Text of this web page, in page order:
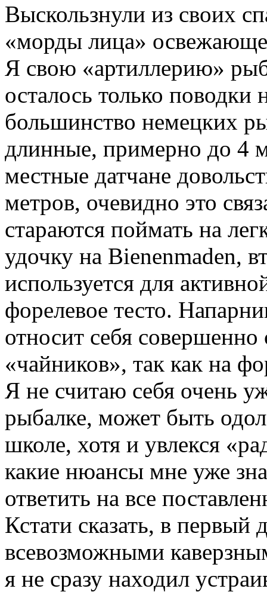
Выскользнули из своих
«морды лица»
Я свою «артиллерию»
осталось только
большинство немецких
длинные, примерно до 4
местные датчане
метров, очевидно это
стараются поймать на
удочку на Biеnenmaden,
используется для
форелевое тесто.
относит себя совершенно
«чайников», так как на
Я не считаю себя очень
рыбалке, может быть
школе, хотя и увлекся
какие нюансы мне уже
ответить на все
Кстати сказать, в первый
всевозможными
я не сразу находил